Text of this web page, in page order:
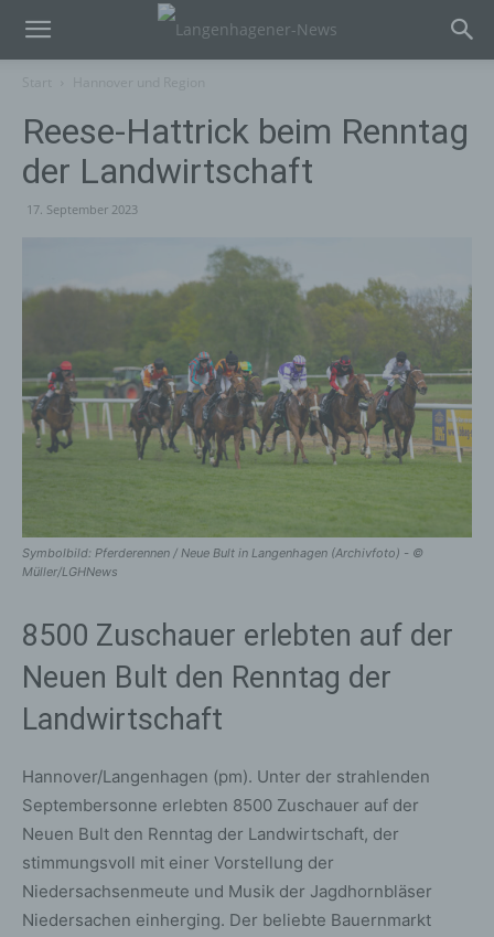
Reese-Hattrick beim Renntag
der Landwirtschaft
17. September 2023
Symbolbild: Pferderennen / Neue Bult in Langenhagen (Archivfoto) - ©
Müller/LGHNews
8500 Zuschauer erlebten auf der
Neuen Bult den Renntag der
Landwirtschaft
Hannover/Langenhagen (pm). Unter der strahlenden
Septembersonne erlebten 8500 Zuschauer auf der
Neuen Bult den Renntag der Landwirtschaft, der
stimmungsvoll mit einer Vorstellung der
Niedersachsenmeute und Musik der Jagdhornbläser
Niedersachen einherging. Der beliebte Bauernmarkt